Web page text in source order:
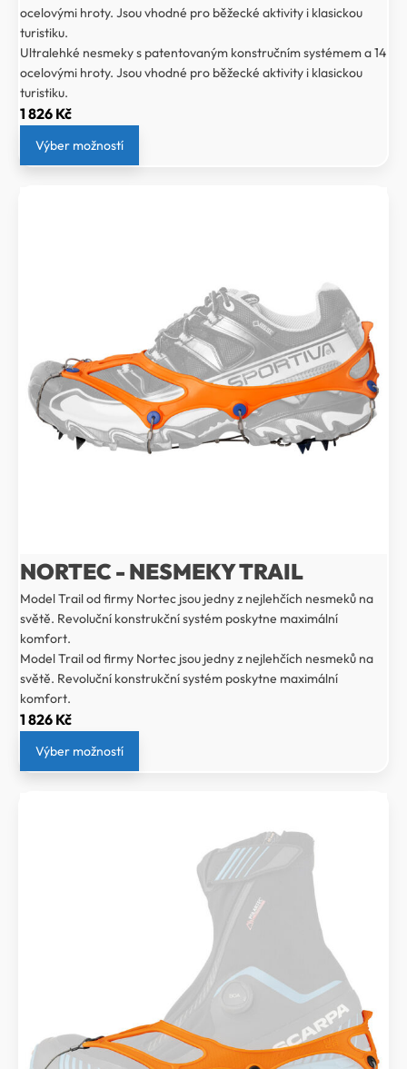
ocelovými hroty. Jsou vhodné pro běžecké aktivity i klasickou
turistiku.
Ultralehké nesmeky s patentovaným konstručním systémem a 14
ocelovými hroty. Jsou vhodné pro běžecké aktivity i klasickou
turistiku.
1 826 Kč
Výber možností
NORTEC - NESMEKY TRAIL
Model Trail od firmy Nortec jsou jedny z nejlehčích nesmeků na
světě. Revoluční konstrukční systém poskytne maximální
komfort.
Model Trail od firmy Nortec jsou jedny z nejlehčích nesmeků na
světě. Revoluční konstrukční systém poskytne maximální
komfort.
1 826 Kč
Výber možností